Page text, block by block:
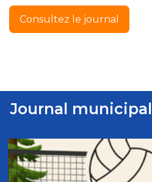
Consultez le journal
Journal municipal